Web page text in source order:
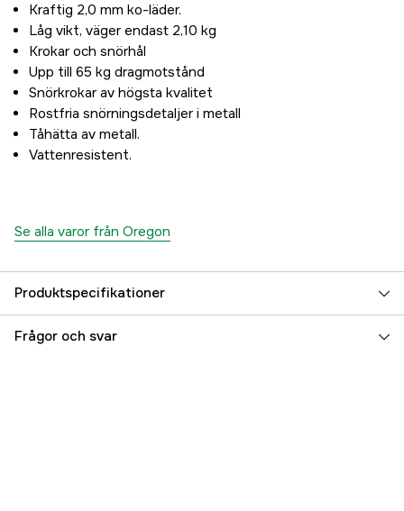
Kraftig 2,0 mm ko-läder.
Låg vikt, väger endast 2,10 kg
Krokar och snörhål
Upp till 65 kg dragmotstånd
Snörkrokar av högsta kvalitet
Rostfria snörningsdetaljer i metall
Tåhätta av metall.
Vattenresistent.
Se alla varor från Oregon
Produktspecifikationer
Typ av skydd Sågskydd, Tåhätta
Frågor och svar